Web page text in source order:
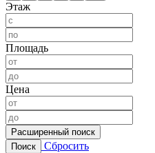
Этаж
Площадь
Цена
Расширенный поиск
Поиск
Сбросить